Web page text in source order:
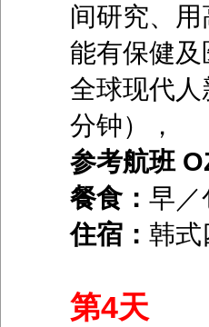
间研究、
能有保健
全球现代
分钟），
参考航班
餐食： 早
住宿： 韩式
第4天